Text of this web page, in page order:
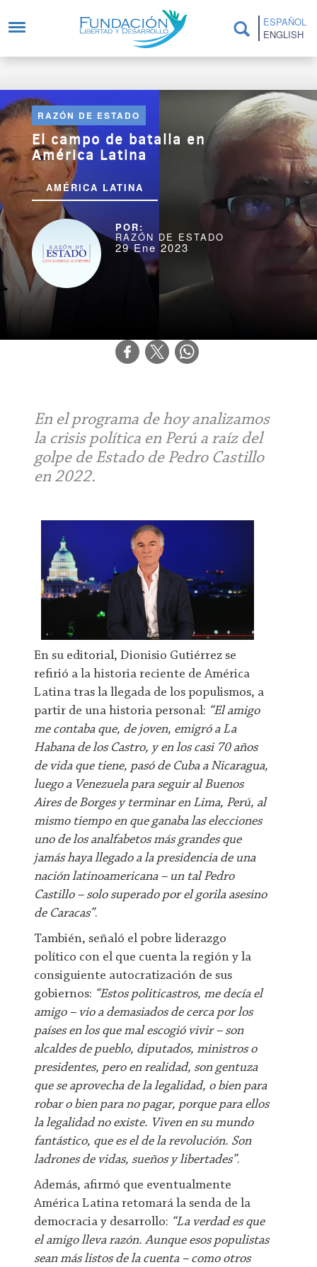
ESPAÑOL
ENGLISH
RAZÓN DE ESTADO
El campo de batalla en
América Latina
AMÉRICA LATINA
RAZÓN DE ESTADO
29 Ene 2023
En el programa de hoy analizamos
la crisis política en Perú a raíz del
golpe de Estado de Pedro Castillo
en 2022.
En su editorial, Dionisio Gutiérrez se
refirió a la historia reciente de América
Latina tras la llegada de los populismos, a
partir de una historia personal: “El amigo
me contaba que, de joven, emigró a La
Habana de los Castro, y en los casi 70 años
de vida que tiene, pasó de Cuba a Nicaragua,
luego a Venezuela para seguir al Buenos
Aires de Borges y terminar en Lima, Perú, al
mismo tiempo en que ganaba las elecciones
uno de los analfabetos más grandes que
jamás haya llegado a la presidencia de una
nación latinoamericana – un tal Pedro
Castillo – solo superado por el gorila asesino
de Caracas”.
También, señaló el pobre liderazgo
político con el que cuenta la región y la
consiguiente autocratización de sus
gobiernos: “Estos politicastros, me decía el
amigo – vio a demasiados de cerca por los
países en los que mal escogió vivir – son
alcaldes de pueblo, diputados, ministros o
presidentes, pero en realidad, son gentuza
que se aprovecha de la legalidad, o bien para
robar o bien para no pagar, porque para ellos
la legalidad no existe. Viven en su mundo
fantástico, que es el de la revolución. Son
ladrones de vidas, sueños y libertades”.
Además, afirmó que eventualmente
América Latina retomará la senda de la
democracia y desarrollo: “La verdad es que
el amigo lleva razón. Aunque esos populistas
sean más listos de la cuenta – como otros